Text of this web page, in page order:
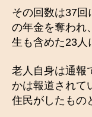
その回数は37回
の年金を奪われ
生も含めた23人
老人自身は通報
かは報道されて
住民がしたもの